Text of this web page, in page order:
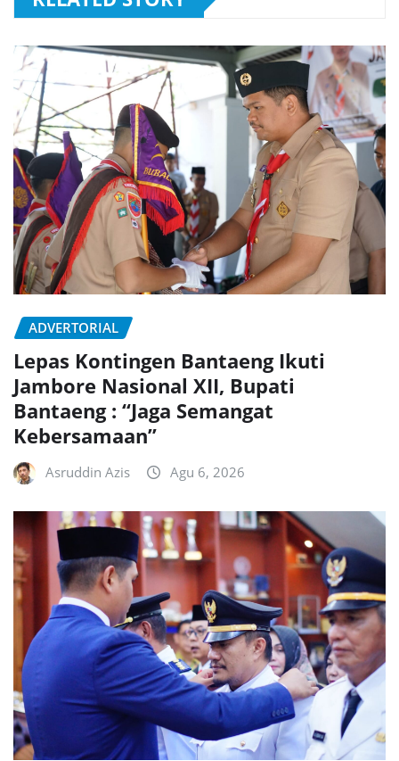
ADVERTORIAL
Lepas Kontingen Bantaeng Ikuti
Jambore Nasional XII, Bupati
Bantaeng : “Jaga Semangat
Kebersamaan”
Asruddin Azis Agu 6, 2026